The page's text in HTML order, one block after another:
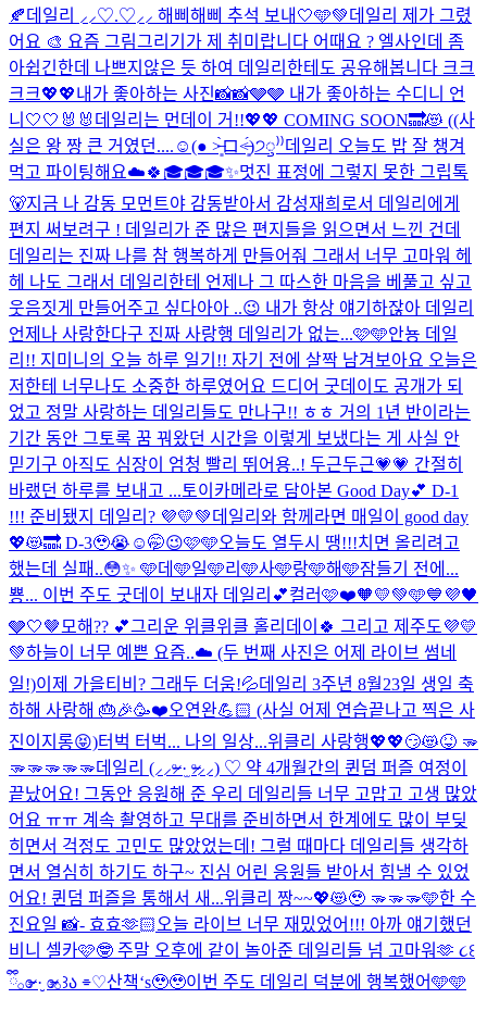
🍂데일리 ⸝⸝♡.♡⸝⸝ 해삐해삐 추석 보내🤍🩵💚데일리 제가 그렸
어요 🎨 요즘 그림그리기가 제 취미랍니다 어때요 ? 엘사인데 좀
아쉽긴한데 나쁘지않은 듯 하여 데일리한테도 공유해봅니다 크크
크크💖💖내가 좋아하는 사진📸📸🩶🩶 내가 좋아하는 수디니 언
니🤍🤍🐰🐰 데일리는 먼데이 거!!💖💖 COMING SOON🔜😻 ((사
실은 왕 짱 큰 거였던....☺(● ˃̶͈̀ロ˂̶͈́)੭ꠥ⁾⁾️데일리 오늘도 밥 잘 챙겨
먹고 파이팅해요☁️🍀 🎓🎓🎓✨멋진 표정에 그렇지 못한 그립톡
🐻지금 나 감동 모먼트야 감동받아서 감성재희로서 데일리에게
편지 써보려구 ! 데일리가 준 많은 편지들을 읽으면서 느낀 건데
데일리는 진짜 나를 참 행복하게 만들어줘 그래서 너무 고마워 헤
헤 나도 그래서 데일리한테 언제나 그 따스한 마음을 베풀고 싶고
웃음짓게 만들어주고 싶다아아 ..😉 내가 항상 얘기하잖아 데일리
언제나 사랑한다구 진짜 사랑행 데일리가 없는...🩷🩵안뇽 데일
리!! 지미니의 오늘 하루 일기!! 자기 전에 살짝 남겨보아요 오늘은
저한테 너무나도 소중한 하루였어요 드디어 굿데이도 공개가 되
었고 정말 사랑하는 데일리들도 만나구!! ㅎㅎ 거의 1년 반이라는
기간 동안 그토록 꿈 꿔왔던 시간을 이렇게 보냈다는 게 사실 안
믿기구 아직도 심장이 엄청 빨리 뛰어용..! 두근두근💗💗 간절히
바랬던 하루를 보내고 ...토이카메라로 담아본 Good Day💕 D-1
!!! 준비됐지 데일리? 💜💛💚데일리와 함께라면 매일이 good day
💖😻🔜 D-3🥹😭☺️🤭😉🩷🩵오늘도 열두시 땡!!!치면 올리려고
했는데 실패..😳✨ 🩵데🩵일🩵리🩵사🩵랑🩵해🩵잠들기 전에...
뿅... 이번 주도 굿데이 보내자 데일리💕컬러🩷❤️🧡💛💚🩵💙💜🖤
🩶🤍🤎 모해?? 💕그리운 위클위클 홀리데이🍀 그리고 제주도💜💛
💚하늘이 너무 예쁜 요즘..☁️ (두 번째 사진은 어제 라이브 썸네
일!)이제 가을티비? 그래두 더움!💦데일리 3주년 8월23일 생일 축
하해 사랑해 🎂🎉🥳❤️오연완💪🏻 (사실 어제 연습끝나고 찍은 사
진이지롱😝)터벅 터벅... 나의 일상...위클리 사랑행💖💖😏😻😝 🫳
🫳🫳🫳🫳🫳데일리 (⸝⸝ᵒ̴̶̷ ·̫ ᵒ̴̶̷⸝⸝) ♡ 약 4개월간의 퀸덤 퍼즐 여정이
끝났어요! 그동안 응원해 준 우리 데일리들 너무 고맙고 고생 많았
어요 ㅠㅠ 계속 촬영하고 무대를 준비하면서 한계에도 많이 부딪
히면서 걱정도 고민도 많았었는데! 그럴 때마다 데일리들 생각하
면서 열심히 하기도 하구~ 진심 어린 응원들 받아서 힘낼 수 있었
어요! 퀸덤 퍼즐을 통해서 새...위클리 짱~~💖😻🥹 🫳🫳🫳🩵한 수
진요일 📸- 효효🫶🏻 오늘 라이브 너무 재밌었어!!! 아까 얘기했던
비니 셀카🩷🤓 주말 오후에 같이 놀아준 데일리들 넘 고마워🫶 ૮꒰
ྀི𓂂ɞ̴̶̷ ·̮ ɞ̴̶̷𓂂꒱ა ⌯♡산책‘s🥹🥹이번 주도 데일리 덕분에 행복했어🩵🩵